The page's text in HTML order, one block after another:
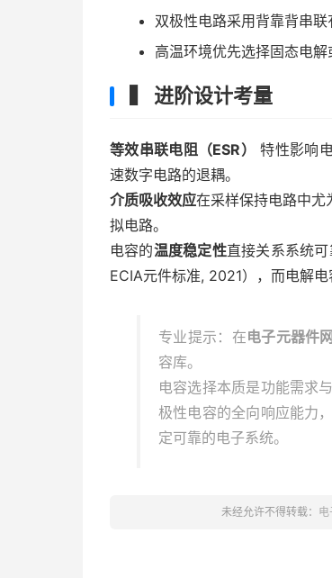
双极性电路采用背靠背串
高温环境优先选择固态电
▍ 进阶设计考量
等效串联电阻（ESR）
特性影响
速数字电路的退耦。
介质吸收效应在采样保持电路中尤
拟电路。
电容的温度稳定性直接关系系统可
ECIA元件标准, 2021），而电解电
专业提示：在电子元器件网
容库。
电容选择本质是功能需求
极性电容的全向响应能力
定可靠的电子系统。
未经允许不得转载： 电